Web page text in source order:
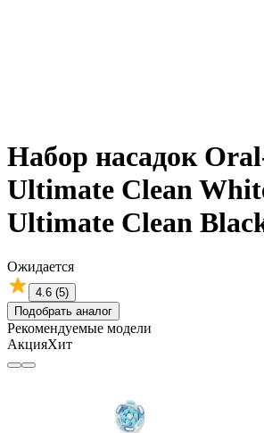
Набор насадок
Ultimate Clean
Ultimate Clean
Ожидается
4.6 (5)
Подобрать аналог
Рекомендуемые модели
АкцияХит